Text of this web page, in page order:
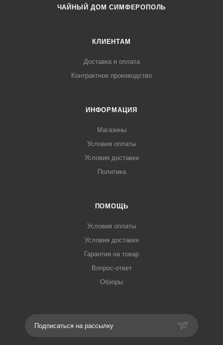
ЧАЙНЫЙ ДОМ СИМФЕРОПОЛЬ
КЛИЕНТАМ
Доставка и оплата
Контрактное производство
ИНФОРМАЦИЯ
Магазины
Условия оплаты
Условия доставки
Политика
ПОМОЩЬ
Условия оплаты
Условия доставки
Гарантия на товар
Вопрос-ответ
Обзоры
Подписаться на рассылку